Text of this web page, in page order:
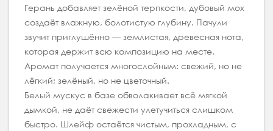
Герань добавляет зелёной терпкости, дубовый мох
создаёт влажную, болотистую глубину. Пачули
звучит приглушённо — землистая, древесная нота,
которая держит всю композицию на месте.
Аромат получается многослойным: свежий, но не
лёгкий; зелёный, но не цветочный.
Белый мускус в базе обволакивает всё мягкой
дымкой, не даёт свежести улетучиться слишком
быстро. Шлейф остаётся чистым, прохладным, с